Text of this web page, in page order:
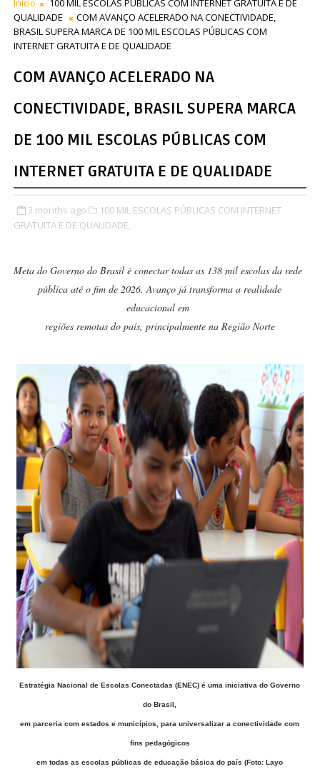
Início
100 MIL ESCOLAS PÚBLICAS COM INTERNET GRATUITA E DE
QUALIDADE
COM AVANÇO ACELERADO NA CONECTIVIDADE,
BRASIL SUPERA MARCA DE 100 MIL ESCOLAS PÚBLICAS COM
INTERNET GRATUITA E DE QUALIDADE
COM AVANÇO ACELERADO NA
CONECTIVIDADE, BRASIL SUPERA MARCA
DE 100 MIL ESCOLAS PÚBLICAS COM
INTERNET GRATUITA E DE QUALIDADE
3 months ago
100 MIL ESCOLAS PÚBLICAS COM INTERNET
GRATUITA E DE QUALIDADE,
Meta do Governo do Brasil é conectar todas as 138 mil escolas da rede
pública até o fim de 2026. Avanço já transforma a realidade
educacional em
regiões remotas do país, principalmente na Região Norte
Estratégia Nacional de Escolas Conectadas (ENEC) é uma iniciativa do Governo
do Brasil,
em parceria com estados e municípios, para universalizar a conectividade com
fins pedagógicos
em todas as escolas públicas de educação básica do país (Foto: Layo